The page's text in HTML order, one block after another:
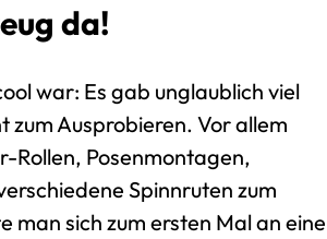
da!
war: Es gab unglaublich viel
zum Ausprobieren. Vor allem
Rollen, Posenmontagen,
Spinnruten zum
man sich zum ersten Mal an eine